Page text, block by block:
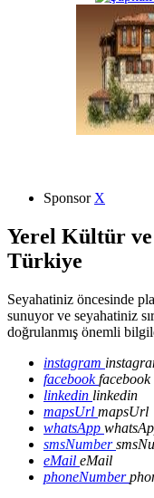
Sponsor X
Yerel Kültür ve
Türkiye
Seyahatiniz öncesinde
sunuyor ve seyahatiniz
doğrulanmış önemli
instagram
facebookfacebook
linkedin linkedin
mapsUrl mapsUrl
whatsApp
smsNumber
eMail eMail
phoneNumber